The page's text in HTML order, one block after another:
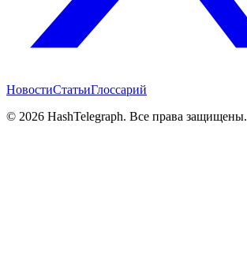
НовостиСтатьиГлоссарий
© 2026 HashTelegraph. Все права защищены.